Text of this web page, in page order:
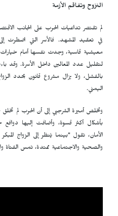
النزوح وتفاقم الأزمة
لم تقتصر تداعيات الحرب على الجانب
في تعقيد المشهد. فالأسر التي اضطرت
معيشية قاسية، وجدت نفسها أمام
لتقليل عدد المعالين داخل الأسرة. وقد
اليمني.
وتخلص أميرة الشرجبي إلى أن الحرب لم تخلق
بأشكال أكثر قسوة، وأضافت إليها دوافع
الأمان، تقول "بينما يُنظر إلى الزواج
والصحية والاجتماعية ممتدة، تمس الفتاة